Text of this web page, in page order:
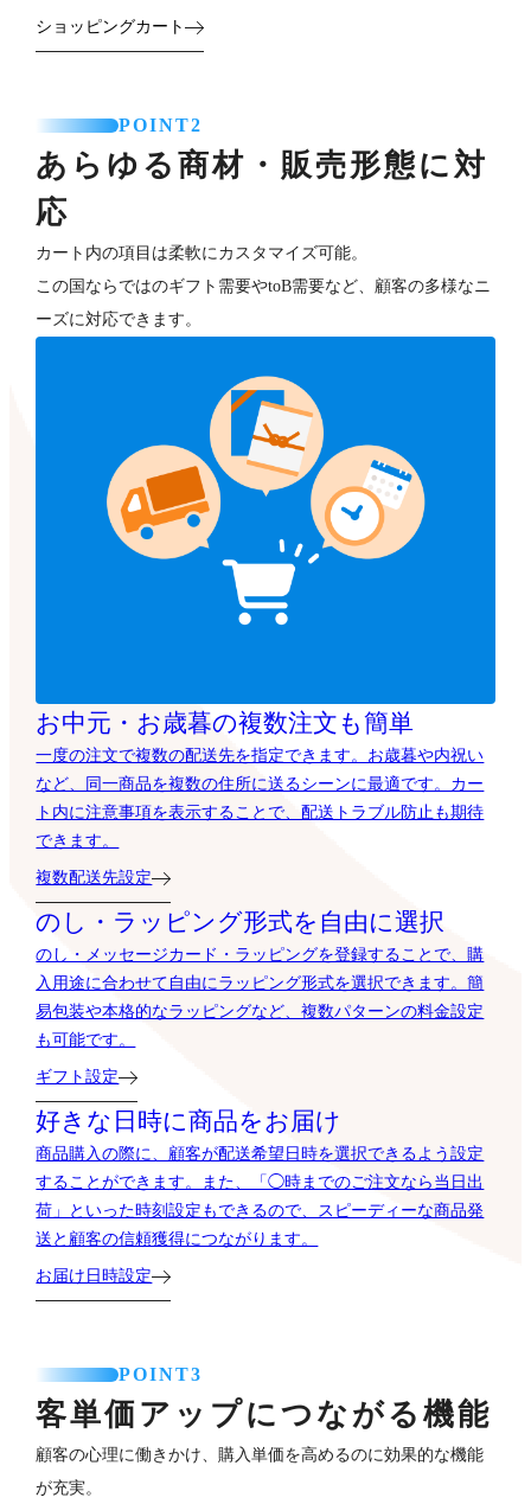
ショッピングカート
POINT2
あらゆる商材・販売形態に対
応
カート内の項目は柔軟にカスタマイズ可能。
この国ならではのギフト需要やtoB需要など、顧客の多様なニ
ーズに対応できます。
お中元・お歳暮の複数注文も簡単
一度の注文で複数の配送先を指定できます。お歳暮や内祝い
など、同一商品を複数の住所に送るシーンに最適です。カー
ト内に注意事項を表示することで、配送トラブル防止も期待
できます。
複数配送先設定
のし・ラッピング形式を自由に選択
のし・メッセージカード・ラッピングを登録することで、購
入用途に合わせて自由にラッピング形式を選択できます。簡
易包装や本格的なラッピングなど、複数パターンの料金設定
も可能です。
ギフト設定
好きな日時に商品をお届け
商品購入の際に、顧客が配送希望日時を選択できるよう設定
することができます。また、「◯時までのご注文なら当日出
荷」といった時刻設定もできるので、スピーディーな商品発
送と顧客の信頼獲得につながります。
お届け日時設定
POINT3
客単価アップにつながる機能
顧客の心理に働きかけ、購入単価を高めるのに効果的な機能
が充実。